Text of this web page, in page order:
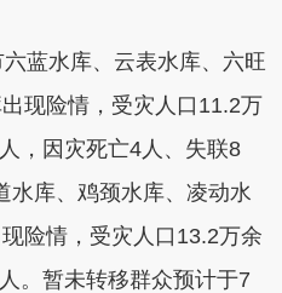
蓝水库、云表水库、六旺
现险情，受灾人口11.2万
，因灾死亡4人、失联8
水库、鸡颈水库、凌动水
险情，受灾人口13.2万余
。暂未转移群众预计于7